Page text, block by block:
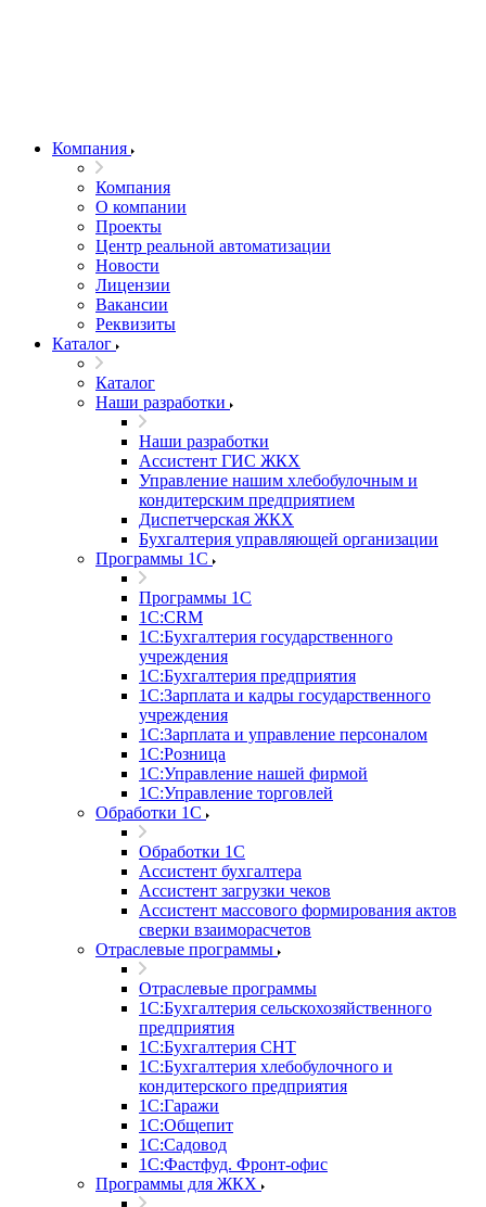
Компания
Компания
О компании
Проекты
Центр реальной автоматизации
Новости
Лицензии
Вакансии
Реквизиты
Каталог
Каталог
Наши разработки
Наши разработки
Ассистент ГИС ЖКХ
Управление нашим хлебобулочным и
кондитерским предприятием
Диспетчерская ЖКХ
Бухгалтерия управляющей организации
Программы 1С
Программы 1С
1С:CRM
1С:Бухгалтерия государственного
учреждения
1С:Бухгалтерия предприятия
1С:Зарплата и кадры государственного
учреждения
1С:Зарплата и управление персоналом
1С:Розница
1С:Управление нашей фирмой
1С:Управление торговлей
Обработки 1С
Обработки 1С
Ассистент бухгалтера
Ассистент загрузки чеков
Ассистент массового формирования актов
сверки взаиморасчетов
Отраслевые программы
Отраслевые программы
1С:Бухгалтерия сельскохозяйственного
предприятия
1С:Бухгалтерия СНТ
1С:Бухгалтерия хлебобулочного и
кондитерского предприятия
1С:Гаражи
1С:Общепит
1С:Садовод
1С:Фастфуд. Фронт-офис
Программы для ЖКХ